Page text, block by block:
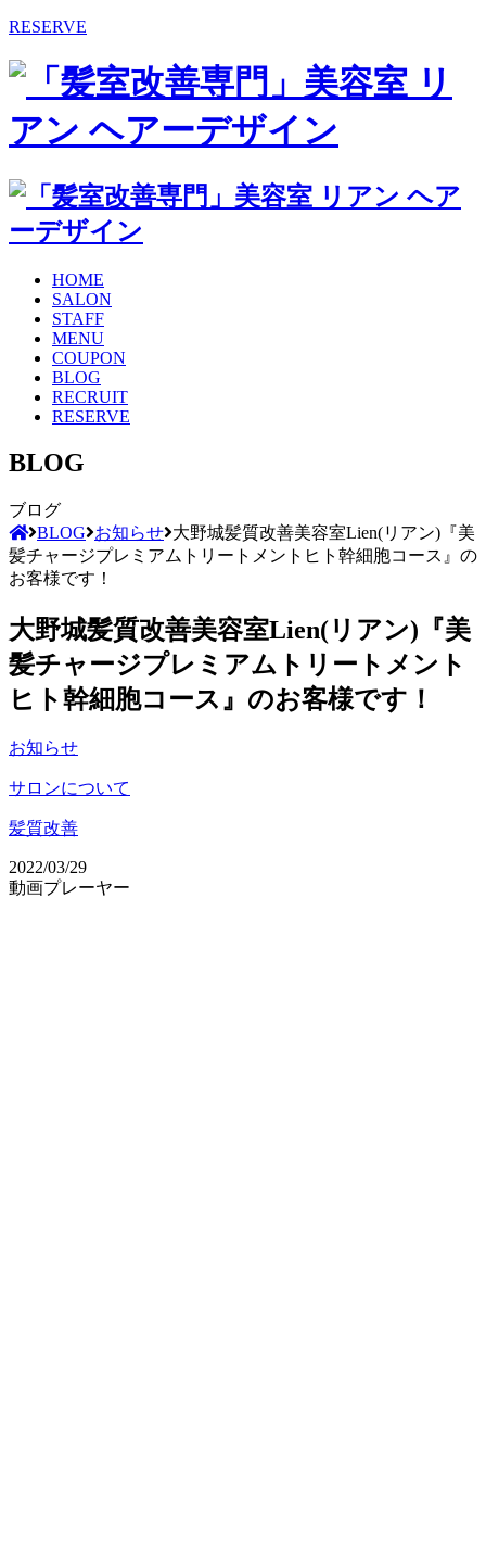
RESERVE
HOME
SALON
STAFF
MENU
COUPON
BLOG
RECRUIT
RESERVE
BLOG
ブログ
BLOG お知らせ 大野城髪質改善美容室Lien(リアン)『美
髪チャージプレミアムトリートメントヒト幹細胞コース』の
お客様です！
大野城髪質改善美容室Lien(リアン)『美
髪チャージプレミアムトリートメント
ヒト幹細胞コース』のお客様です！
お知らせ
サロンについて
髪質改善
2022/03/29
動画プレーヤー